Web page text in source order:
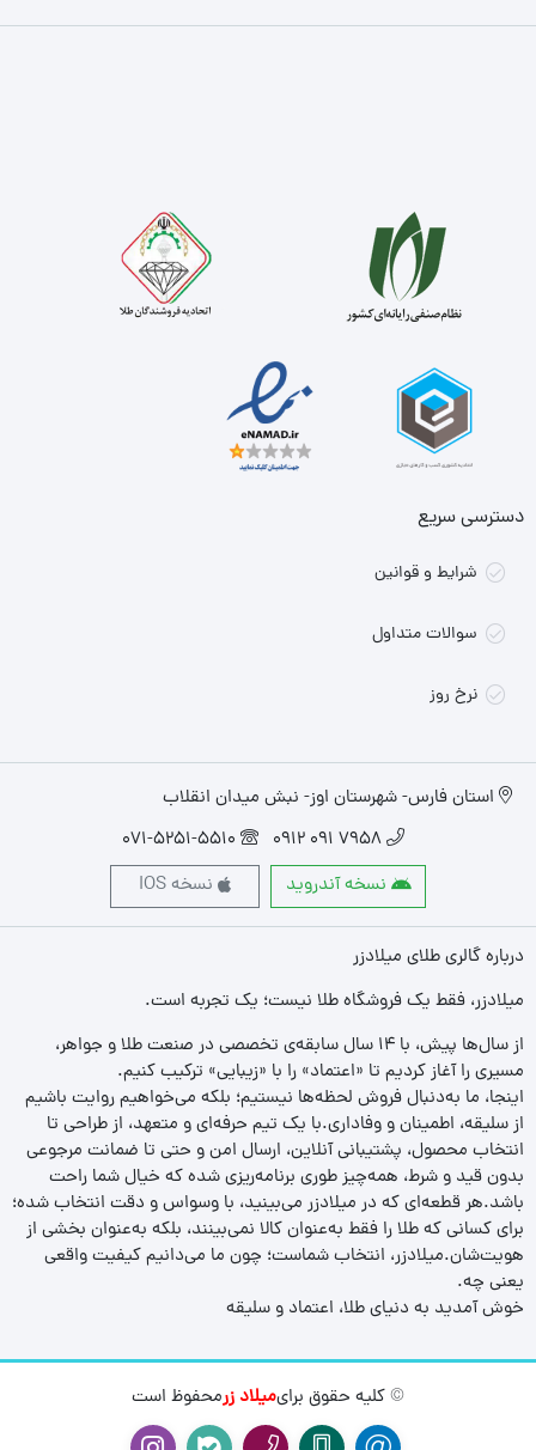
دسترسی سریع
شرایط و قوانین
سوالات متداول
نرخ روز
استان فارس- شهرستان اوز- نبش میدان انقلاب
7958 091 0912
071-5251-5510
نسخه آندروید
نسخه IOS
درباره گالری طلای میلادزر
میلادزر، فقط یک فروشگاه طلا نیست؛ یک تجربه‌ است.
از سال‌ها پیش، با ۱۴ سال سابقه‌ی تخصصی در صنعت طلا و جواهر،
مسیری را آغاز کردیم تا «اعتماد» را با «زیبایی» ترکیب کنیم.
اینجا، ما به‌دنبال فروش لحظه‌ها نیستیم؛ بلکه می‌خواهیم روایت باشیم
از سلیقه، اطمینان و وفاداری.با یک تیم حرفه‌ای و متعهد، از طراحی تا
انتخاب محصول، پشتیبانی آنلاین، ارسال امن و حتی تا ضمانت مرجوعی
بدون قید و شرط، همه‌چیز طوری برنامه‌ریزی شده که خیال شما راحت
باشد.هر قطعه‌ای که در میلادزر می‌بینید، با وسواس و دقت انتخاب شده؛
برای کسانی که طلا را فقط به‌عنوان کالا نمی‌بینند، بلکه به‌عنوان بخشی از
هویت‌شان.میلادزر، انتخاب شماست؛ چون ما می‌دانیم کیفیت واقعی
یعنی چه.
خوش آمدید به دنیای طلا، اعتماد و سلیقه
© کلیه حقوق برایمیلاد زرمحفوظ است